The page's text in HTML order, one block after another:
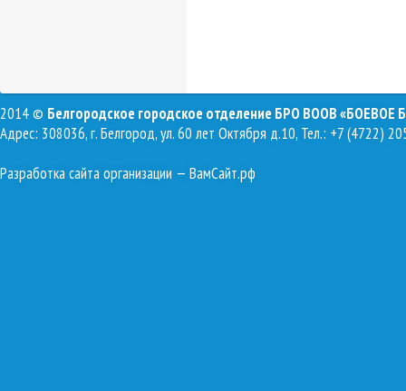
2014 © Белгородское городское отделение БРО ВООВ «БОЕВОЕ
Адрес: 308036, г. Белгород, ул. 60 лет Октября д.10, Тел.: +7 (4722)
Разработка сайта организации — ВамСайт.рф